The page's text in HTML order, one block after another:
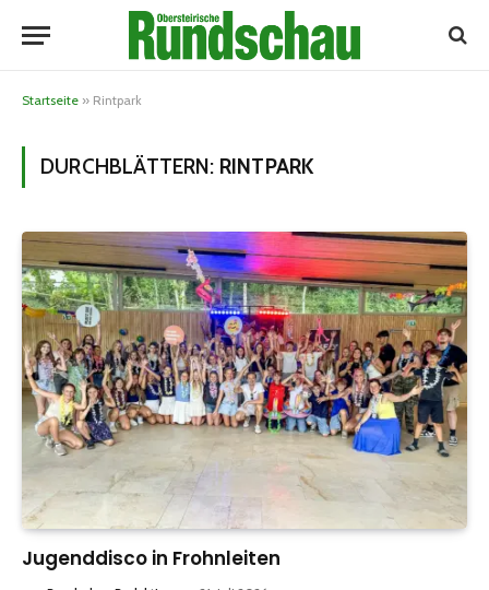
Startseite » Rintpark
DURCHBLÄTTERN: RINTPARK
Jugenddisco in Frohnleiten